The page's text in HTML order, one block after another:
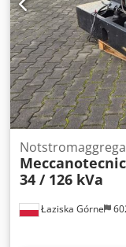
Łaziska Górne
34 / 126 kVa